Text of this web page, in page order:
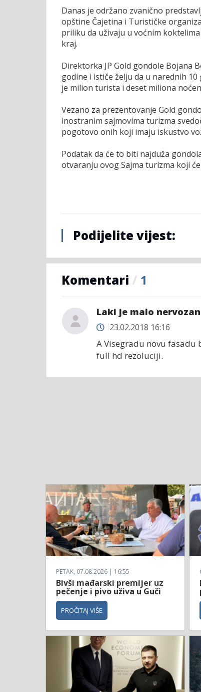
Danas je održano zvanično
opštine Čajetina i Turističke
priliku da uživaju u voćnim
kraj.
Direktorka JP Gold gondole Bojana
godine i ističe želju da u narednih
je milion turista i deset miliona
Vezano za prezentovanje Gold
inostranim sajmovima turizma
pogotovo onih koji imaju iskustvo
Podatak da će to biti najduža
otvaranju ovog Sajma turizma koji
Podijelite vijest:
Komentari / 1
Laki je malo
23.02.2018 16:16
A Visegradu novu fasadu
full hd rezoluciji.
PETAK, 07.08.2026 | 16:55
Bivši mađarski premijer uz
pečenje i pivo uživa u Guči
PROČITAJ VIŠE